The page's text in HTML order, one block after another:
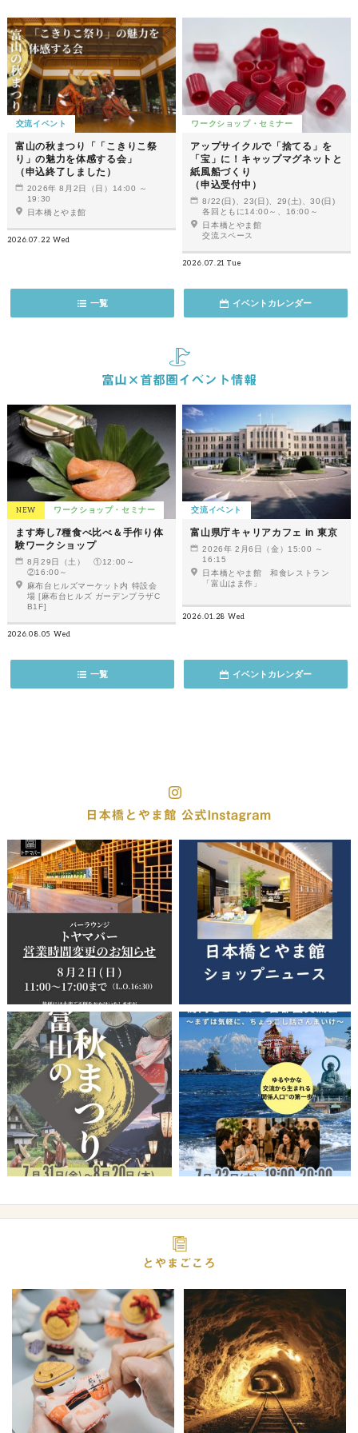
交流イベント
富山の秋まつり「「こきりこ祭
り」の魅力を体感する会」
（申込終了しました）
2026年 8月2日（日）14:00 ～
19:30
日本橋とやま館
2026.07.22 Wed
ワークショップ・セミナー
アップサイクルで「捨てる」を
「宝」に！キャップマグネットと
紙風船づくり
（申込受付中）
8/22(日)、23(日)、29(土)、30(日)
各回ともに14:00～、16:00～
日本橋とやま館
交流スペース
2026.07.21 Tue
一覧 イベントカレンダー
NEW ワークショップ・セミナー
ます寿し7種食べ比べ＆手作り体
験ワークショップ
8月29日（土） ①12:00～
②16:00～
麻布台ヒルズマーケット内 特設会
場 [麻布台ヒルズ ガーデンプラザC
B1F]
2026.08.05 Wed
交流イベント
富山県庁キャリアカフェ in 東京
2026年 2月6日（金）15:00 ～
16:15
日本橋とやま館 和食レストラン
「富山はま作」
2026.01.28 Wed
一覧 イベントカレンダー